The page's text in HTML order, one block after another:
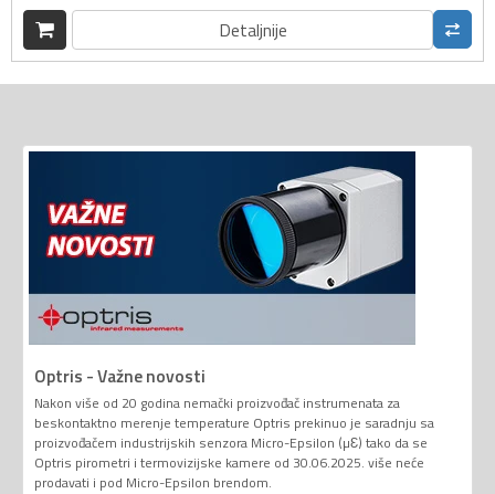
Detaljnije
Optris - Važne novosti
Nakon više od 20 godina nemački proizvođač instrumenata za
beskontaktno merenje temperature Optris prekinuo je saradnju sa
proizvođačem industrijskih senzora Micro-Epsilon (µƐ) tako da se
Optris pirometri i termovizijske kamere od 30.06.2025. više neće
prodavati i pod Micro-Epsilon brendom.